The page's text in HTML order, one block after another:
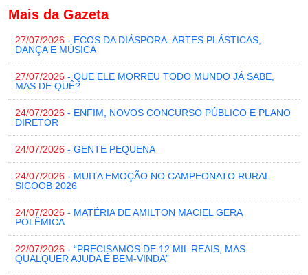
Mais da Gazeta
27/07/2026 - ECOS DA DIÁSPORA: ARTES PLÁSTICAS,
DANÇA E MÚSICA
27/07/2026 - QUE ELE MORREU TODO MUNDO JÁ SABE,
MAS DE QUÊ?
24/07/2026 - ENFIM, NOVOS CONCURSO PÚBLICO E PLANO
DIRETOR
24/07/2026 - GENTE PEQUENA
24/07/2026 - MUITA EMOÇÃO NO CAMPEONATO RURAL
SICOOB 2026
24/07/2026 - MATÉRIA DE AMILTON MACIEL GERA
POLÊMICA
22/07/2026 - “PRECISAMOS DE 12 MIL REAIS, MAS
QUALQUER AJUDA É BEM-VINDA”